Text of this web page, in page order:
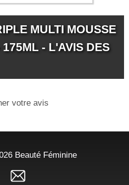
MULTI MOUSSE
- L'AVIS DES
votre avis
Beauté Féminine